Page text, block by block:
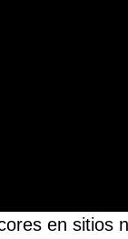
en sitios